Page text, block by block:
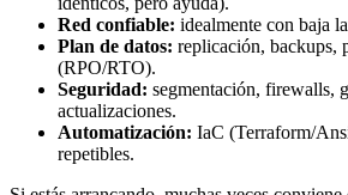
Red confiable: idealmente con baja
Plan de datos: replicación, backups,
(RPO/RTO).
Seguridad: segmentación, firewalls,
actualizaciones.
Automatización: IaC (Terraform/
repetibles.